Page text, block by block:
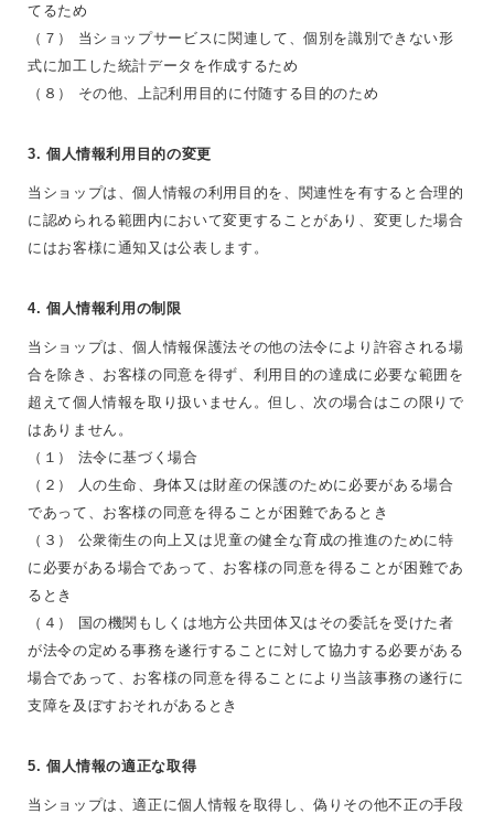
てるため
（７） 当ショップサービスに関連して、個別を識別できない形
式に加工した統計データを作成するため
（８） その他、上記利用目的に付随する目的のため
3. 個人情報利用目的の変更
当ショップは、個人情報の利用目的を、関連性を有すると合理的
に認められる範囲内において変更することがあり、変更した場合
にはお客様に通知又は公表します。
4. 個人情報利用の制限
当ショップは、個人情報保護法その他の法令により許容される場
合を除き、お客様の同意を得ず、利用目的の達成に必要な範囲を
超えて個人情報を取り扱いません。但し、次の場合はこの限りで
はありません。
（１） 法令に基づく場合
（２） 人の生命、身体又は財産の保護のために必要がある場合
であって、お客様の同意を得ることが困難であるとき
（３） 公衆衛生の向上又は児童の健全な育成の推進のために特
に必要がある場合であって、お客様の同意を得ることが困難であ
るとき
（４） 国の機関もしくは地方公共団体又はその委託を受けた者
が法令の定める事務を遂行することに対して協力する必要がある
場合であって、お客様の同意を得ることにより当該事務の遂行に
支障を及ぼすおそれがあるとき
5. 個人情報の適正な取得
当ショップは、適正に個人情報を取得し、偽りその他不正の手段